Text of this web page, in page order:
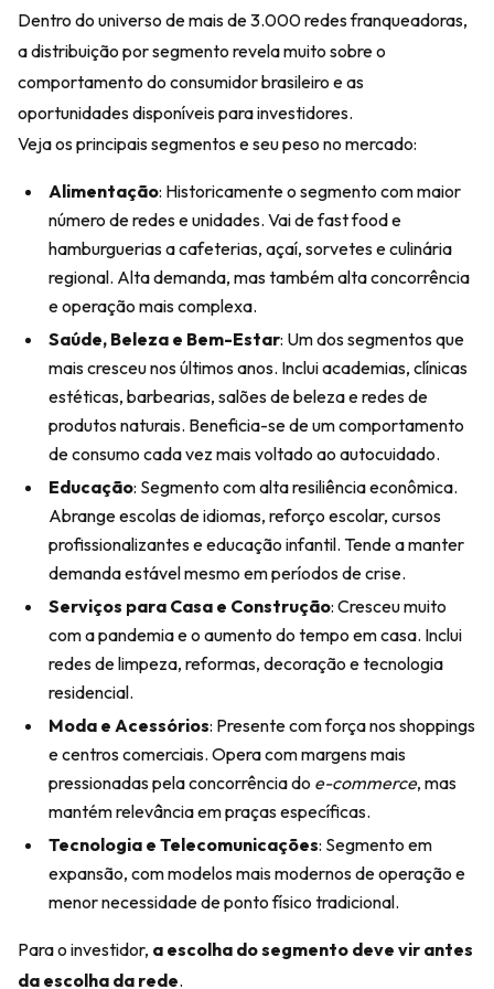
Dentro do universo de mais de 3.000 redes franqueadoras,
a distribuição por segmento revela muito sobre o
comportamento do consumidor brasileiro e as
oportunidades disponíveis para investidores.
Veja os principais segmentos e seu peso no mercado:
Alimentação: Historicamente o segmento com maior
número de redes e unidades. Vai de fast food e
hamburguerias a cafeterias, açaí, sorvetes e culinária
regional. Alta demanda, mas também alta concorrência
e operação mais complexa.
Saúde, Beleza e Bem-Estar: Um dos segmentos que
mais cresceu nos últimos anos. Inclui academias, clínicas
estéticas, barbearias, salões de beleza e redes de
produtos naturais. Beneficia-se de um comportamento
de consumo cada vez mais voltado ao autocuidado.
Educação: Segmento com alta resiliência econômica.
Abrange escolas de idiomas, reforço escolar, cursos
profissionalizantes e educação infantil. Tende a manter
demanda estável mesmo em períodos de crise.
Serviços para Casa e Construção: Cresceu muito
com a pandemia e o aumento do tempo em casa. Inclui
redes de limpeza, reformas, decoração e tecnologia
residencial.
Moda e Acessórios: Presente com força nos shoppings
e centros comerciais. Opera com margens mais
pressionadas pela concorrência do e-commerce, mas
mantém relevância em praças específicas.
Tecnologia e Telecomunicações: Segmento em
expansão, com modelos mais modernos de operação e
menor necessidade de ponto físico tradicional.
Para o investidor, a escolha do segmento deve vir antes
da escolha da rede.